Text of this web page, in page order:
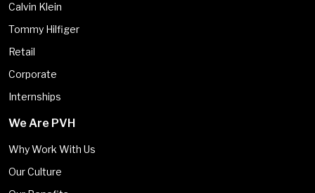
Calvin Klein
Tommy Hilfiger
Retail
Corporate
Internships
We Are PVH
Why Work With Us
Our Culture